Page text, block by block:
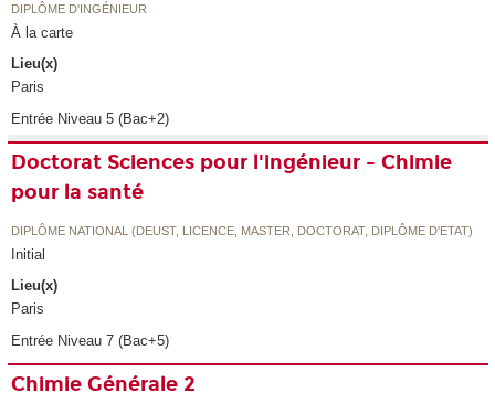
DIPLÔME D'INGÉNIEUR
À la carte
Lieu(x)
Paris
Entrée Niveau 5 (Bac+2)
Doctorat Sciences pour l'ingénieur - Chimie
pour la santé
DIPLÔME NATIONAL (DEUST, LICENCE, MASTER, DOCTORAT, DIPLÔME D'ETAT)
Initial
Lieu(x)
Paris
Entrée Niveau 7 (Bac+5)
Chimie Générale 2